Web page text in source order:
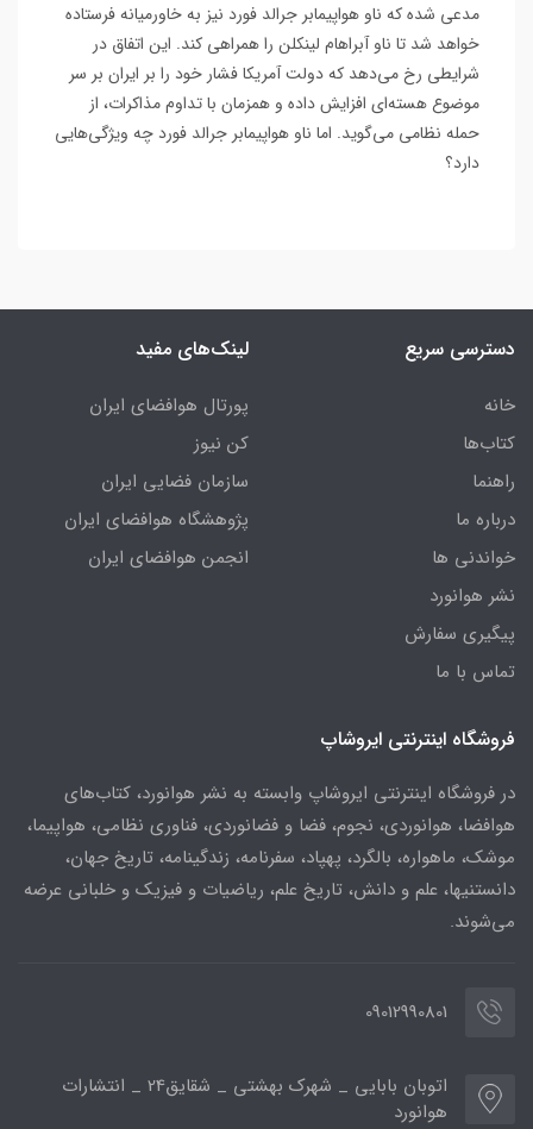
مدعی شده که ناو هواپیمابر جرالد فورد نیز به خاورمیانه فرستاده
خواهد شد تا ناو آبراهام لینکلن را همراهی کند. این اتفاق در
شرایطی رخ می‌دهد که دولت آمریکا فشار خود را بر ایران بر سر
موضوع هسته‌ای افزایش داده و همزمان با تداوم مذاکرات، از
حمله نظامی می‌گوید. اما ناو هواپیمابر جرالد فورد چه ویژگی‌هایی
دارد؟
دسترسی سریع
خانه
کتاب‌ها
راهنما
درباره ما
خواندنی ها
نشر هوانورد
پیگیری سفارش
تماس با ما
لینک‌های مفید
پورتال هوافضای ایران
کن نیوز
سازمان فضایی ایران
پژوهشگاه هوافضای ایران
انجمن هوافضای ایران
فروشگاه اینترنتی ایروشاپ
در فروشگاه اینترنتی ایروشاپ وابسته به نشر هوانورد، کتاب‌های
هوافضا، هوانوردی، نجوم، فضا و فضانوردی، فناوری نظامی، هواپیما،
موشک، ماهواره، بالگرد، پهپاد، سفرنامه، زندگینامه، تاریخ جهان،
دانستنیها، علم و دانش، تاریخ علم، ریاضیات و فیزیک و خلبانی عرضه
می‌شوند.
09012990801
اتوبان بابایی _ شهرک بهشتی _ شقایق24 _ انتشارات
هوانورد